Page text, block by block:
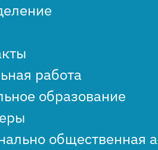
работа
образование
общественная